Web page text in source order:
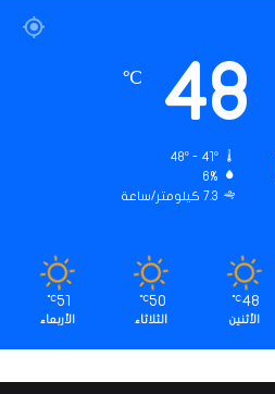
48
℃
48º - 41º
6%
7.3 كيلومتر/ساعة
48
℃
الأثنين
50
℃
الثلاثاء
51
℃
الأربعاء